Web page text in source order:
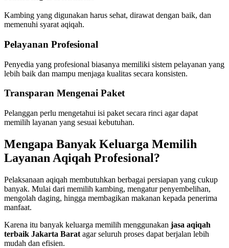
Kambing yang digunakan harus sehat, dirawat dengan baik, dan
memenuhi syarat aqiqah.
Pelayanan Profesional
Penyedia yang profesional biasanya memiliki sistem pelayanan yang
lebih baik dan mampu menjaga kualitas secara konsisten.
Transparan Mengenai Paket
Pelanggan perlu mengetahui isi paket secara rinci agar dapat
memilih layanan yang sesuai kebutuhan.
Mengapa Banyak Keluarga Memilih
Layanan Aqiqah Profesional?
Pelaksanaan aqiqah membutuhkan berbagai persiapan yang cukup
banyak. Mulai dari memilih kambing, mengatur penyembelihan,
mengolah daging, hingga membagikan makanan kepada penerima
manfaat.
Karena itu banyak keluarga memilih menggunakan jasa aqiqah
terbaik Jakarta Barat agar seluruh proses dapat berjalan lebih
mudah dan efisien.